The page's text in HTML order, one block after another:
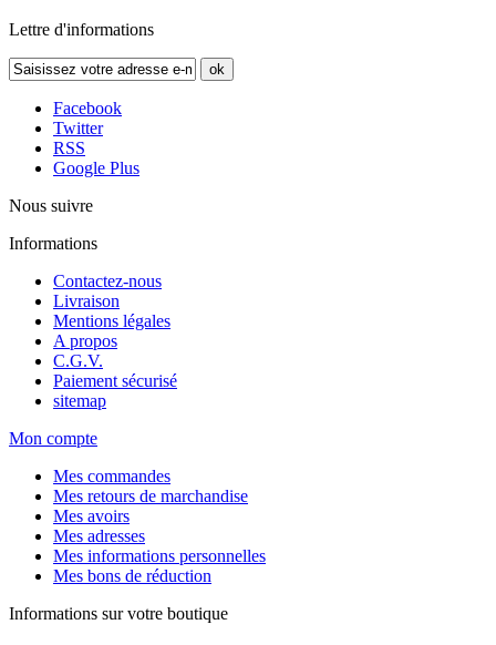
Lettre d'informations
ok
Facebook
Twitter
RSS
Google Plus
Nous suivre
Informations
Contactez-nous
Livraison
Mentions légales
A propos
C.G.V.
Paiement sécurisé
sitemap
Mon compte
Mes commandes
Mes retours de marchandise
Mes avoirs
Mes adresses
Mes informations personnelles
Mes bons de réduction
Informations sur votre boutique